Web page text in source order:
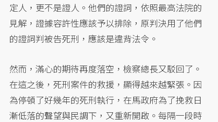
定人，更不是證人。他們的證詞，依照最高法院的
見解，證據容許性應該予以排除，原判決用了他們
的證詞判被告死刑，應該是違背法令。
然而，滿心的期待再度落空，檢察總長又駁回了。
在這之後，死刑案件的救援，顯得越來越緊張。因
為停頓了好幾年的死刑執行，在馬政府為了挽救日
漸低落的聲望與民調下，又重新開啟。每隔一段時